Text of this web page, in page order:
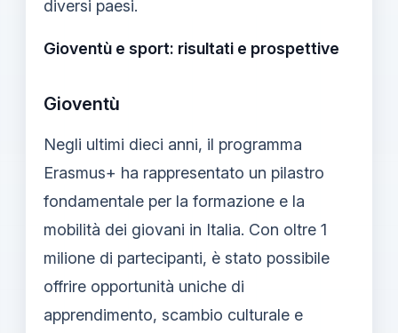
diversi paesi.
Gioventù e sport: risultati e prospettive
Gioventù
Negli ultimi dieci anni, il programma
Erasmus+ ha rappresentato un pilastro
fondamentale per la formazione e la
mobilità dei giovani in Italia. Con oltre 1
milione di partecipanti, è stato possibile
offrire opportunità uniche di
apprendimento, scambio culturale e